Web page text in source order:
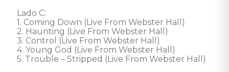
Lado C:
1. Coming Down (Live From Webster Hall)
2. Haunting (Live From Webster Hall)
3. Control (Live From Webster Hall)
4. Young God (Live From Webster Hall)
5. Trouble – Stripped (Live From Webster Hall)